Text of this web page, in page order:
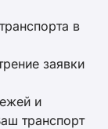
в
заявки
и
транспорт